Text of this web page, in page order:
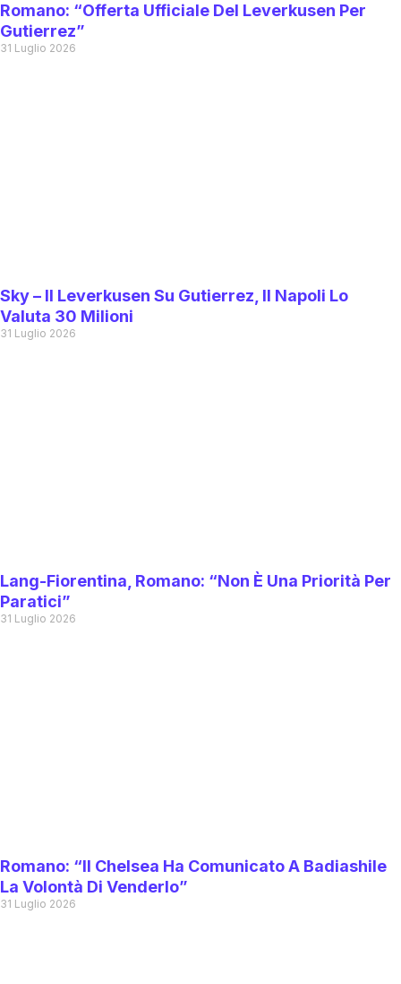
Romano: “Offerta Ufficiale Del Leverkusen Per
Gutierrez”
31 Luglio 2026
Sky – Il Leverkusen Su Gutierrez, Il Napoli Lo
Valuta 30 Milioni
31 Luglio 2026
Lang-Fiorentina, Romano: “Non È Una Priorità Per
Paratici”
31 Luglio 2026
Romano: “Il Chelsea Ha Comunicato A Badiashile
La Volontà Di Venderlo”
31 Luglio 2026